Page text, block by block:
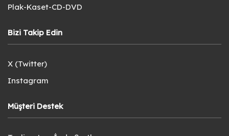
Plak-Kaset-CD-DVD
Bizi Takip Edin
X (Twitter)
Instagram
Müşteri Destek